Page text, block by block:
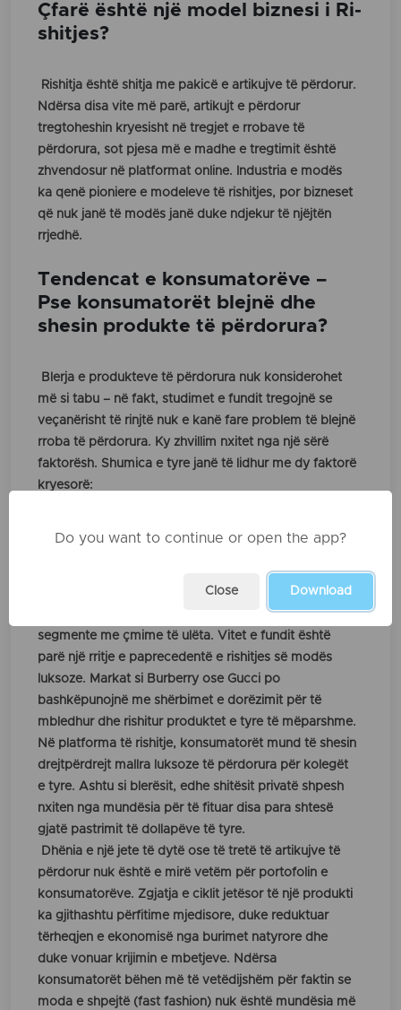
Çfarë është një model biznesi i Ri-
shitjes?
Rishitja është shitja me pakicë e artikujve të përdorur.
Ndërsa disa vite më parë, artikujt e përdorur
tregtoheshin kryesisht në tregjet e rrobave të
përdorura, sot pjesa më e madhe e tregtimit është
zhvendosur në platformat online. Industria e modës
ka qenë pioniere e modeleve të rishitjes, por bizneset
që nuk janë të modës janë duke ndjekur të njëjtën
rrjedhë.
Tendencat e konsumatorëve –
Pse konsumatorët blejnë dhe
shesin produkte të përdorura?
Blerja e produkteve të përdorura nuk konsiderohet
më si tabu – në fakt, studimet e fundit tregojnë se
veçanërisht të rinjtë nuk e kanë fare problem të blejnë
rroba të përdorura. Ky zhvillim nxitet nga një sërë
faktorësh. Shumica e tyre janë të lidhur me dy faktorë
kryesorë:
2- Si veprimtari është më e “gjelbër”, dmth ka
përfitime mjedisore.
Artikujt e përdorur shpesh mund të blihen për një
pjesë të çmimit të shitjes me pakicë. Kjo nuk do të
thotë që të gjitha modelet e rishitjes qëndrojnë në
segmente me çmime të ulëta. Vitet e fundit është
parë një rritje e paprecedentë e rishitjes së modës
luksoze. Markat si Burberry ose Gucci po
bashkëpunojnë me shërbimet e dorëzimit për të
mbledhur dhe rishitur produktet e tyre të mëparshme.
Në platforma të rishitje, konsumatorët mund të shesin
drejtpërdrejt mallra luksoze të përdorura për kolegët
e tyre. Ashtu si blerësit, edhe shitësit privatë shpesh
nxiten nga mundësia për të fituar disa para shtesë
gjatë pastrimit të dollapëve të tyre.
Dhënia e një jete të dytë ose të tretë të artikujve të
përdorur nuk është e mirë vetëm për portofolin e
konsumatorëve. Zgjatja e ciklit jetësor të një produkti
ka gjithashtu përfitime mjedisore, duke reduktuar
tërheqjen e ekonomisë nga burimet natyrore dhe
duke vonuar krijimin e mbetjeve. Ndërsa
konsumatorët bëhen më të vetëdijshëm për faktin se
moda e shpejtë (fast fashion) nuk është mundësia më
Do you want to continue or open the app?
Close Download